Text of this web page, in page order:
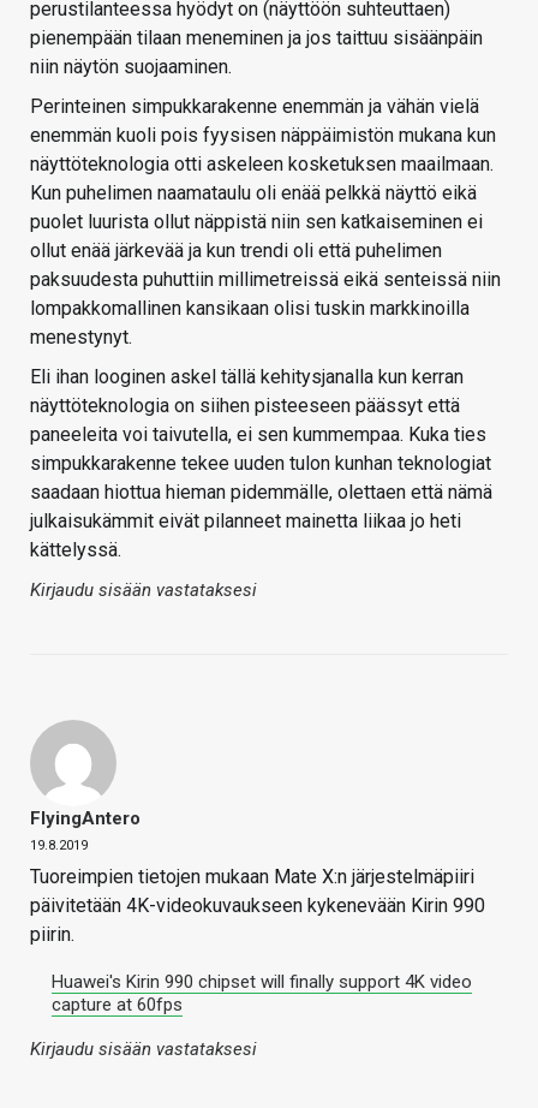
perustilanteessa hyödyt on (näyttöön suhteuttaen)
pienempään tilaan meneminen ja jos taittuu sisäänpäin
niin näytön suojaaminen.
Perinteinen simpukkarakenne enemmän ja vähän vielä
enemmän kuoli pois fyysisen näppäimistön mukana kun
näyttöteknologia otti askeleen kosketuksen maailmaan.
Kun puhelimen naamataulu oli enää pelkkä näyttö eikä
puolet luurista ollut näppistä niin sen katkaiseminen ei
ollut enää järkevää ja kun trendi oli että puhelimen
paksuudesta puhuttiin millimetreissä eikä senteissä niin
lompakkomallinen kansikaan olisi tuskin markkinoilla
menestynyt.
Eli ihan looginen askel tällä kehitysjanalla kun kerran
näyttöteknologia on siihen pisteeseen päässyt että
paneeleita voi taivutella, ei sen kummempaa. Kuka ties
simpukkarakenne tekee uuden tulon kunhan teknologiat
saadaan hiottua hieman pidemmälle, olettaen että nämä
julkaisukämmit eivät pilanneet mainetta liikaa jo heti
kättelyssä.
Kirjaudu sisään vastataksesi
FlyingAntero
19.8.2019
Tuoreimpien tietojen mukaan Mate X:n järjestelmäpiiri
päivitetään 4K-videokuvaukseen kykenevään Kirin 990
piirin.
Huawei's Kirin 990 chipset will finally support 4K video
capture at 60fps
Kirjaudu sisään vastataksesi